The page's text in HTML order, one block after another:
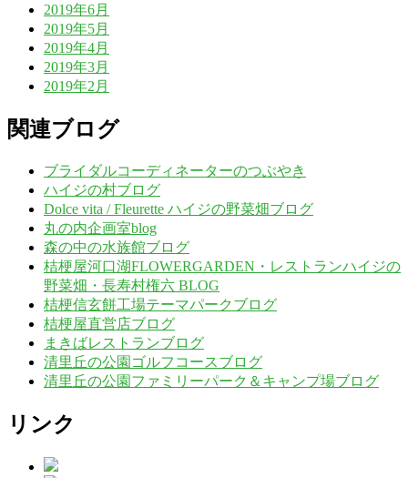
2019年6月
2019年5月
2019年4月
2019年3月
2019年2月
関連ブログ
ブライダルコーディネーターのつぶやき
ハイジの村ブログ
Dolce vita / Fleurette ハイジの野菜畑ブログ
丸の内企画室blog
森の中の水族館ブログ
桔梗屋河口湖FLOWERGARDEN・レストランハイジの
野菜畑・長寿村権六 BLOG
桔梗信玄餅工場テーマパークブログ
桔梗屋直営店ブログ
まきばレストランブログ
清里丘の公園ゴルフコースブログ
清里丘の公園ファミリーパーク＆キャンプ場ブログ
リンク